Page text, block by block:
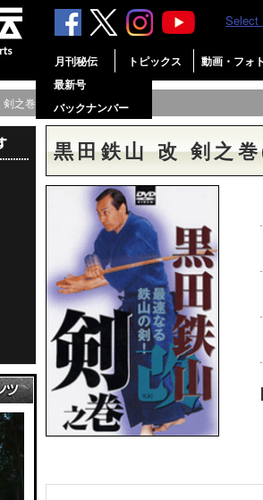
月刊秘伝
最新号
バックナンバー
トピックス 動画・フォト
Select
剣之巻(DVD)
黒田鉄山 改 剣之